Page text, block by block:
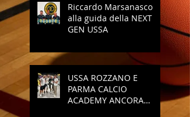
Riccardo Marsanasco
alla guida della NEXT
GEN USSA
USSA ROZZANO E
PARMA CALCIO
ACADEMY ANCORA